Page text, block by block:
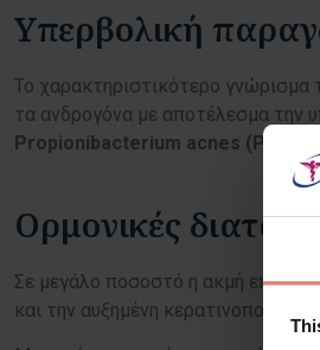
Υπερβολική
Το χαρακτηριστικότερο
τα ανδρογόνα με αποτέλεσμα την
Propionibacterium acnes (P.
Ορμονικές
Σε μεγάλο ποσοστό η ακμή
και την αυξημένη